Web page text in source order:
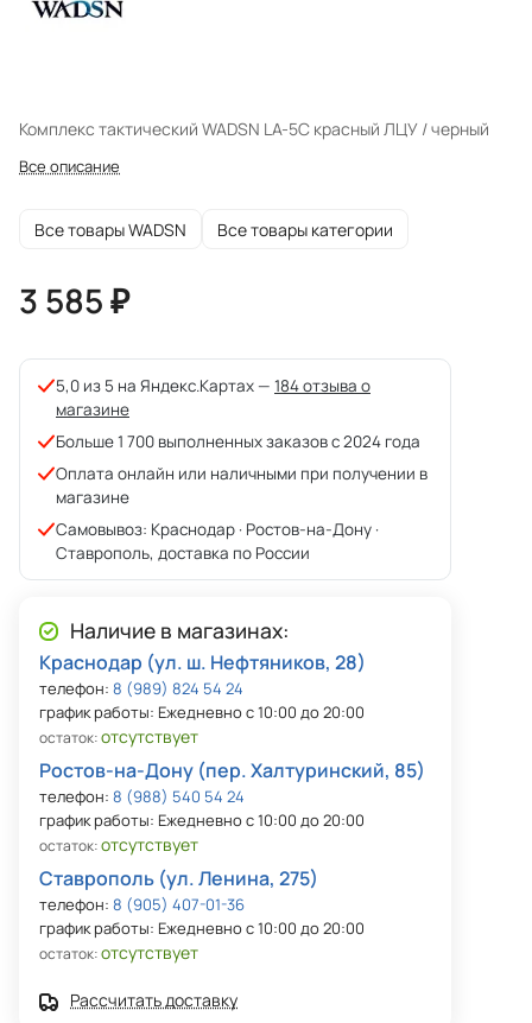
Комплекс тактический WADSN LA-5C красный ЛЦУ / черный
Все описание
Все товары WADSN Все товары категории
3 585 ₽
5,0 из 5 на Яндекс.Картах — 184 отзыва о
магазине
Больше 1 700 выполненных заказов с 2024 года
Оплата онлайн или наличными при получении в
магазине
Самовывоз: Краснодар · Ростов-на-Дону ·
Ставрополь, доставка по России
Наличие в магазинах:
Краснодар (ул. ш. Нефтяников, 28)
телефон: 8 (989) 824 54 24
график работы: Ежедневно с 10:00 до 20:00
остаток:отсутствует
Ростов-на-Дону (пер. Халтуринский, 85)
телефон: 8 (988) 540 54 24
график работы: Ежедневно с 10:00 до 20:00
остаток:отсутствует
Ставрополь (ул. Ленина, 275)
телефон: 8 (905) 407-01-36
график работы: Ежедневно с 10:00 до 20:00
остаток:отсутствует
Рассчитать доставку